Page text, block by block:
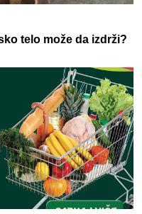
telo može da izdrži?